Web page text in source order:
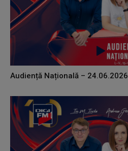
Audiență Națională – 24.06.2026